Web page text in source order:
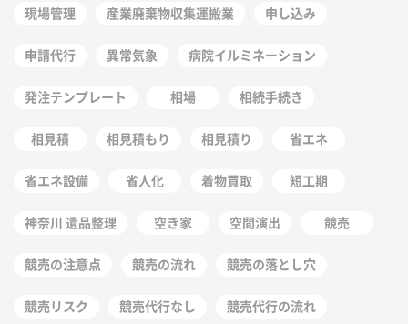
現場管理 産業廃棄物収集運搬業 申し込み
申請代行 異常気象 病院イルミネーション
発注テンプレート 相場 相続手続き
相見積 相見積もり 相見積り 省エネ
省エネ設備 省人化 着物買取 短工期
神奈川 遺品整理 空き家 空間演出 競売
競売の注意点 競売の流れ 競売の落とし穴
競売リスク 競売代行なし 競売代行の流れ